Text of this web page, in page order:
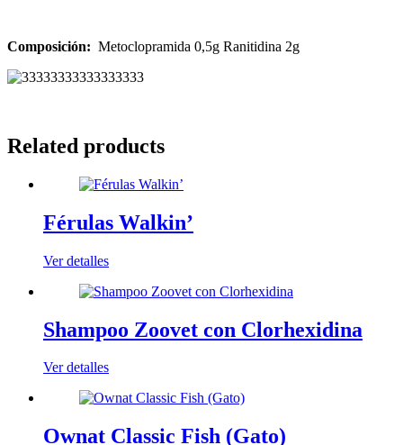
Composición: Metoclopramida 0,5g Ranitidina 2g
Related products
Férulas Walkin’
Ver detalles
Shampoo Zoovet con Clorhexidina
Ver detalles
Ownat Classic Fish (Gato)